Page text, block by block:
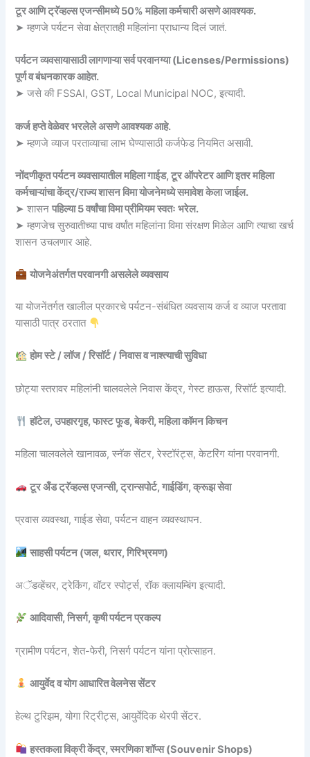
टूर आणि ट्रॅव्हल्स एजन्सीमध्ये 50% महिला कर्मचारी असणे आवश्यक.
➤ म्हणजे पर्यटन सेवा क्षेत्रातही महिलांना प्राधान्य दिलं जातं.
पर्यटन व्यवसायासाठी लागणाऱ्या सर्व परवानग्या (Licenses/Permissions)
पूर्ण व बंधनकारक आहेत.
➤ जसे की FSSAI, GST, Local Municipal NOC, इत्यादी.
कर्ज हप्ते वेळेवर भरलेले असणे आवश्यक आहे.
➤ म्हणजे व्याज परताव्याचा लाभ घेण्यासाठी कर्जफेड नियमित असावी.
नोंदणीकृत पर्यटन व्यवसायातील महिला गाईड, टूर ऑपरेटर आणि इतर महिला
कर्मचाऱ्यांचा केंद्र/राज्य शासन विमा योजनेमध्ये समावेश केला जाईल.
➤ शासनपहिल्या 5 वर्षांचा विमा प्रीमियम स्वतः भरेल.
➤ म्हणजेच सुरुवातीच्या पाच वर्षांत महिलांना विमा संरक्षण मिळेल आणि त्याचा खर्च
शासन उचलणार आहे.
योजनेअंतर्गत परवानगी असलेले व्यवसाय
या योजनेंतर्गत खालील प्रकारचे पर्यटन-संबंधित व्यवसाय कर्ज व व्याज परतावा
यासाठी पात्र ठरतात
होम स्टे / लॉज / रिसॉर्ट / निवास व नाश्त्याची सुविधा
छोट्या स्तरावर महिलांनी चालवलेले निवास केंद्र, गेस्ट हाऊस, रिसॉर्ट इत्यादी.
हॉटेल, उपहारगृह, फास्ट फूड, बेकरी, महिला कॉमन किचन
महिला चालवलेले खानावळ, स्नॅक सेंटर, रेस्टॉरंट्स, केटरिंग यांना परवानगी.
टूर अँड ट्रॅव्हल्स एजन्सी, ट्रान्सपोर्ट, गाईडिंग, क्रूझ सेवा
प्रवास व्यवस्था, गाईड सेवा, पर्यटन वाहन व्यवस्थापन.
साहसी पर्यटन (जल, थरार, गिरिभ्रमण)
अॅडव्हेंचर, ट्रेकिंग, वॉटर स्पोर्ट्स, रॉक क्लायम्बिंग इत्यादी.
आदिवासी, निसर्ग, कृषी पर्यटन प्रकल्प
ग्रामीण पर्यटन, शेत-फेरी, निसर्ग पर्यटन यांना प्रोत्साहन.
आयुर्वेद व योग आधारित वेलनेस सेंटर
हेल्थ टुरिझम, योगा रिट्रीट्स, आयुर्वेदिक थेरपी सेंटर.
हस्तकला विक्री केंद्र, स्मरणिका शॉप्स (Souvenir Shops)